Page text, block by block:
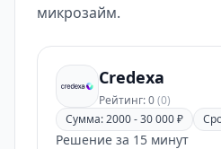
микрозайм.
Credexa
Рейтинг: 0(0)
Сумма: 2000 - 30 000 ₽
Решение за 15 минут